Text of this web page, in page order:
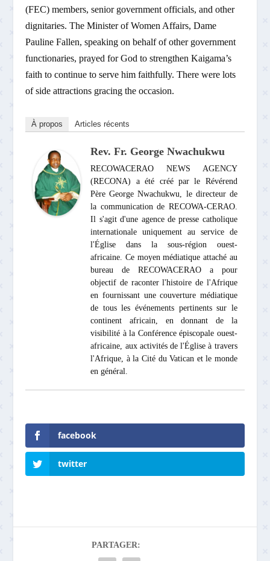
(FEC) members, senior government officials, and other
dignitaries. The Minister of Women Affairs, Dame
Pauline Fallen, speaking on behalf of other government
functionaries, prayed for God to strengthen Kaigama’s
faith to continue to serve him faithfully. There were lots
of side attractions gracing the occasion.
À propos Articles récents
Rev. Fr. George Nwachukwu
RECOWACERAO NEWS AGENCY
(RECONA) a été créé par le Révérend
Père George Nwachukwu, le directeur de
la communication de RECOWA-CERAO.
Il s'agit d'une agence de presse catholique
internationale uniquement au service de
l'Église dans la sous-région ouest-
africaine. Ce moyen médiatique attaché au
bureau de RECOWACERAO a pour
objectif de raconter l'histoire de l'Afrique
en fournissant une couverture médiatique
de tous les événements pertinents sur le
continent africain, en donnant de la
visibilité à la Conférence épiscopale ouest-
africaine, aux activités de l'Église à travers
l'Afrique, à la Cité du Vatican et le monde
en général.
facebook
twitter
PARTAGER: